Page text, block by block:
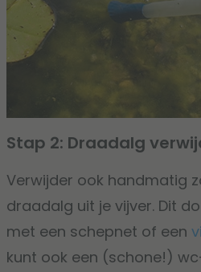
Stap 2: Draadalg
Verwijder ook handmatig
draadalg uit je vijver. Dit
met een schepnet of een
kunt ook een (schone!)